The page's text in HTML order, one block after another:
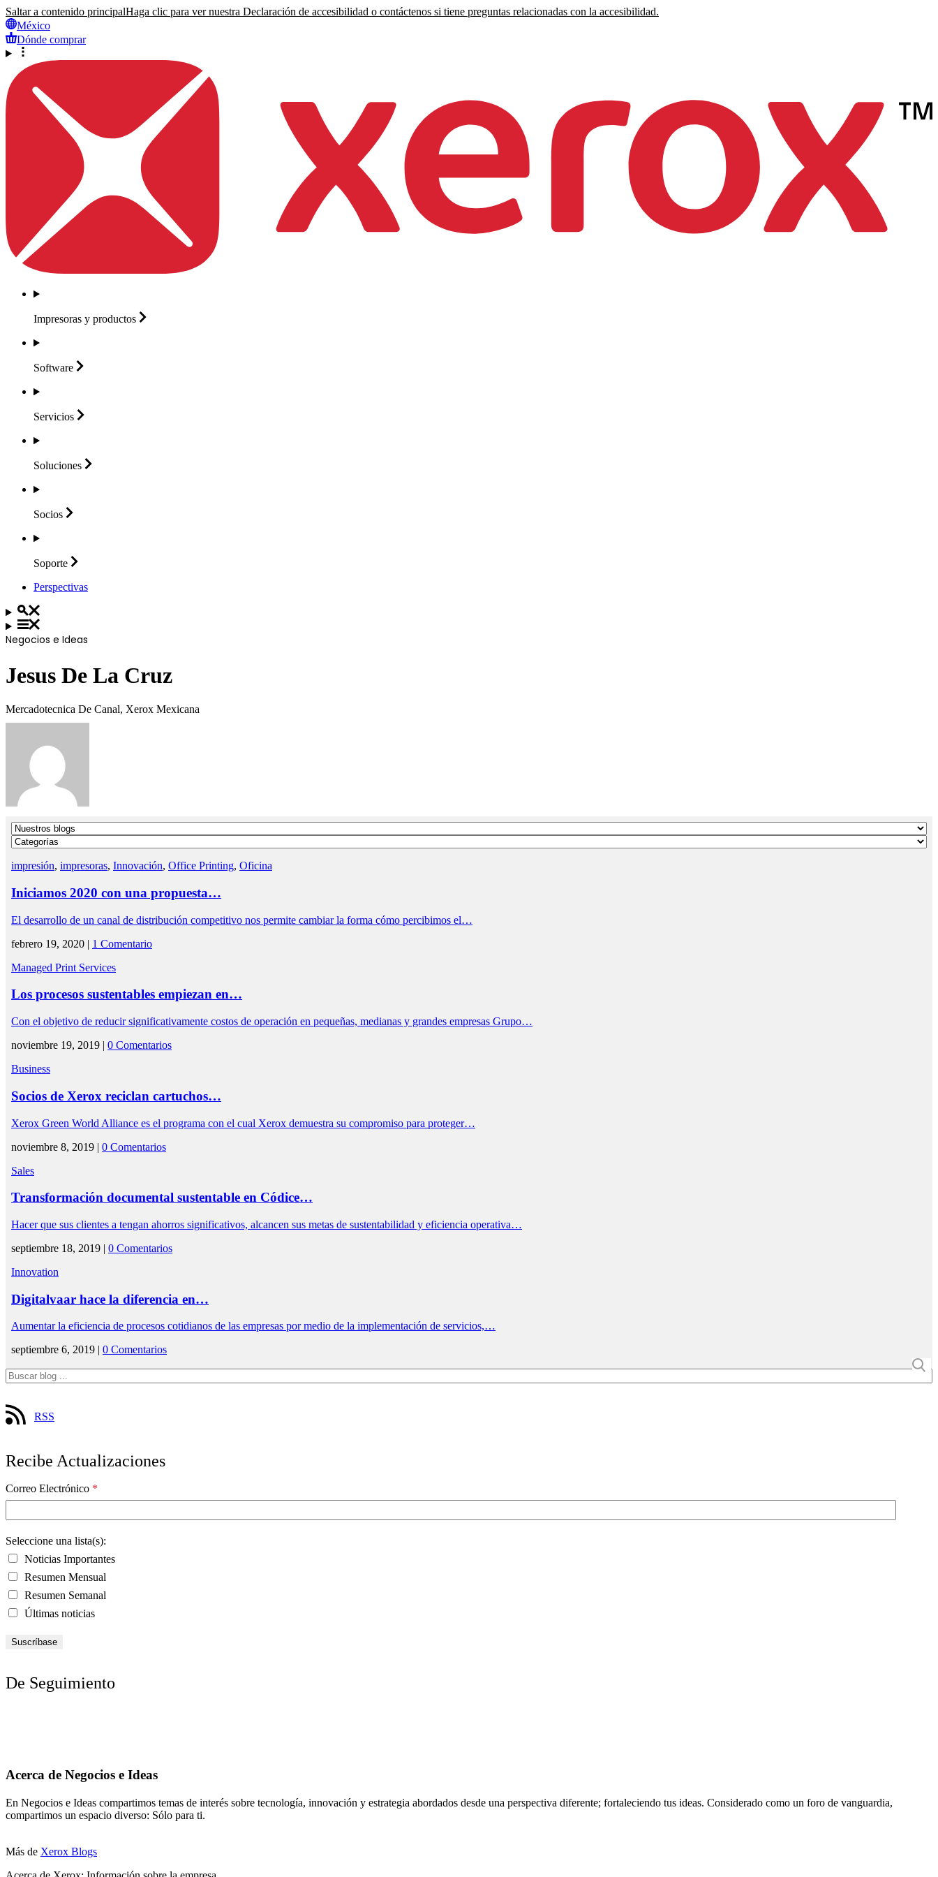
Saltar a contenido principalHaga clic para ver nuestra Declaración de accesibilidad o contáctenos si tiene preguntas relacionadas con la accesibilidad.
México
Dónde comprar
Impresoras y productos
Software
Servicios
Soluciones
Socios
Soporte
Perspectivas
Negocios e Ideas
Jesus De La Cruz
Mercadotecnica De Canal, Xerox Mexicana
impresión, impresoras, Innovación, Office Printing, Oficina
Iniciamos 2020 con una propuesta…
El desarrollo de un canal de distribución competitivo nos permite cambiar la forma cómo percibimos el…
febrero 19, 2020 | 1 Comentario
Managed Print Services
Los procesos sustentables empiezan en…
Con el objetivo de reducir significativamente costos de operación en pequeñas, medianas y grandes empresas Grupo…
noviembre 19, 2019 | 0 Comentarios
Business
Socios de Xerox reciclan cartuchos…
Xerox Green World Alliance es el programa con el cual Xerox demuestra su compromiso para proteger…
noviembre 8, 2019 | 0 Comentarios
Sales
Transformación documental sustentable en Códice…
Hacer que sus clientes a tengan ahorros significativos, alcancen sus metas de sustentabilidad y eficiencia operativa…
septiembre 18, 2019 | 0 Comentarios
Innovation
Digitalvaar hace la diferencia en…
Aumentar la eficiencia de procesos cotidianos de las empresas por medio de la implementación de servicios,…
septiembre 6, 2019 | 0 Comentarios
RSS
Recibe Actualizaciones
Correo Electrónico *
Seleccione una lista(s):
Noticias Importantes
Resumen Mensual
Resumen Semanal
Últimas noticias
De Seguimiento
Acerca de Negocios e Ideas
En Negocios e Ideas compartimos temas de interés sobre tecnología, innovación y estrategia abordados desde una perspectiva diferente; fortaleciendo tus ideas. Considerado como un foro de vanguardia,
compartimos un espacio diverso: Sólo para ti.
Más de Xerox Blogs